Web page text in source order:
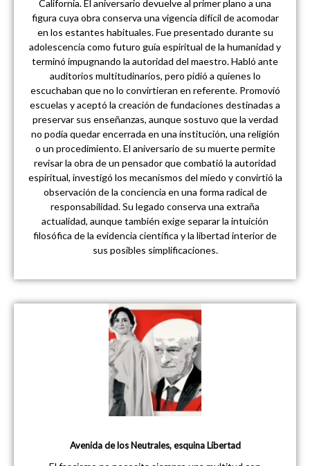
California. El aniversario devuelve al primer plano a una
figura cuya obra conserva una vigencia difícil de acomodar
en los estantes habituales. Fue presentado durante su
adolescencia como futuro guía espiritual de la humanidad y
terminó impugnando la autoridad del maestro. Habló ante
auditorios multitudinarios, pero pidió a quienes lo
escuchaban que no lo convirtieran en referente. Promovió
escuelas y aceptó la creación de fundaciones destinadas a
preservar sus enseñanzas, aunque sostuvo que la verdad
no podía quedar encerrada en una institución, una religión
o un procedimiento. El aniversario de su muerte permite
revisar la obra de un pensador que combatió la autoridad
espiritual, investigó los mecanismos del miedo y convirtió la
observación de la conciencia en una forma radical de
responsabilidad. Su legado conserva una extraña
actualidad, aunque también exige separar la intuición
filosófica de la evidencia científica y la libertad interior de
sus posibles simplificaciones.
Avenida de los Neutrales, esquina Libertad